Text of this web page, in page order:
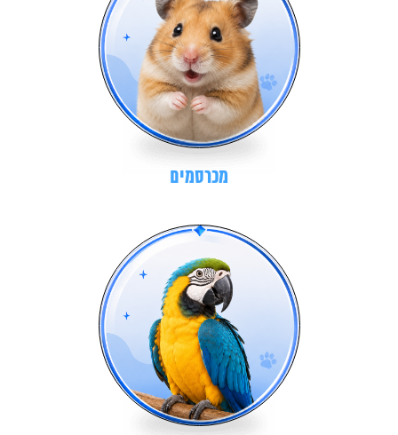
מכרסמים